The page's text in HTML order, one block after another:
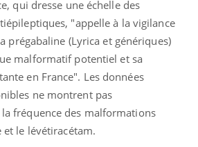
qui dresse une échelle des
"appelle à la vigilance
prégabaline (Lyrica et génériques)
malformatif potentiel et sa
en France". Les données
ne montrent pas
la fréquence des malformations
le lévétiracétam.